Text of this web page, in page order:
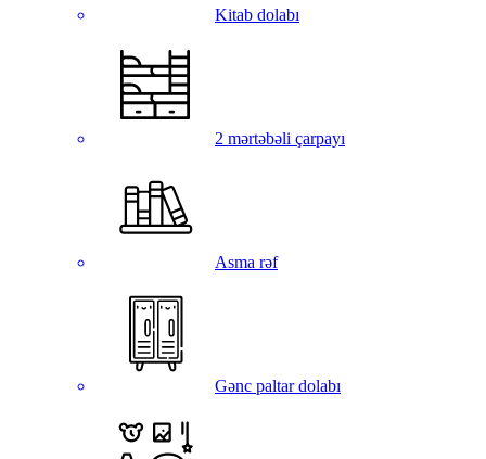
Kitab dolabı
2 mərtəbəli çarpayı
Asma rəf
Gənc paltar dolabı